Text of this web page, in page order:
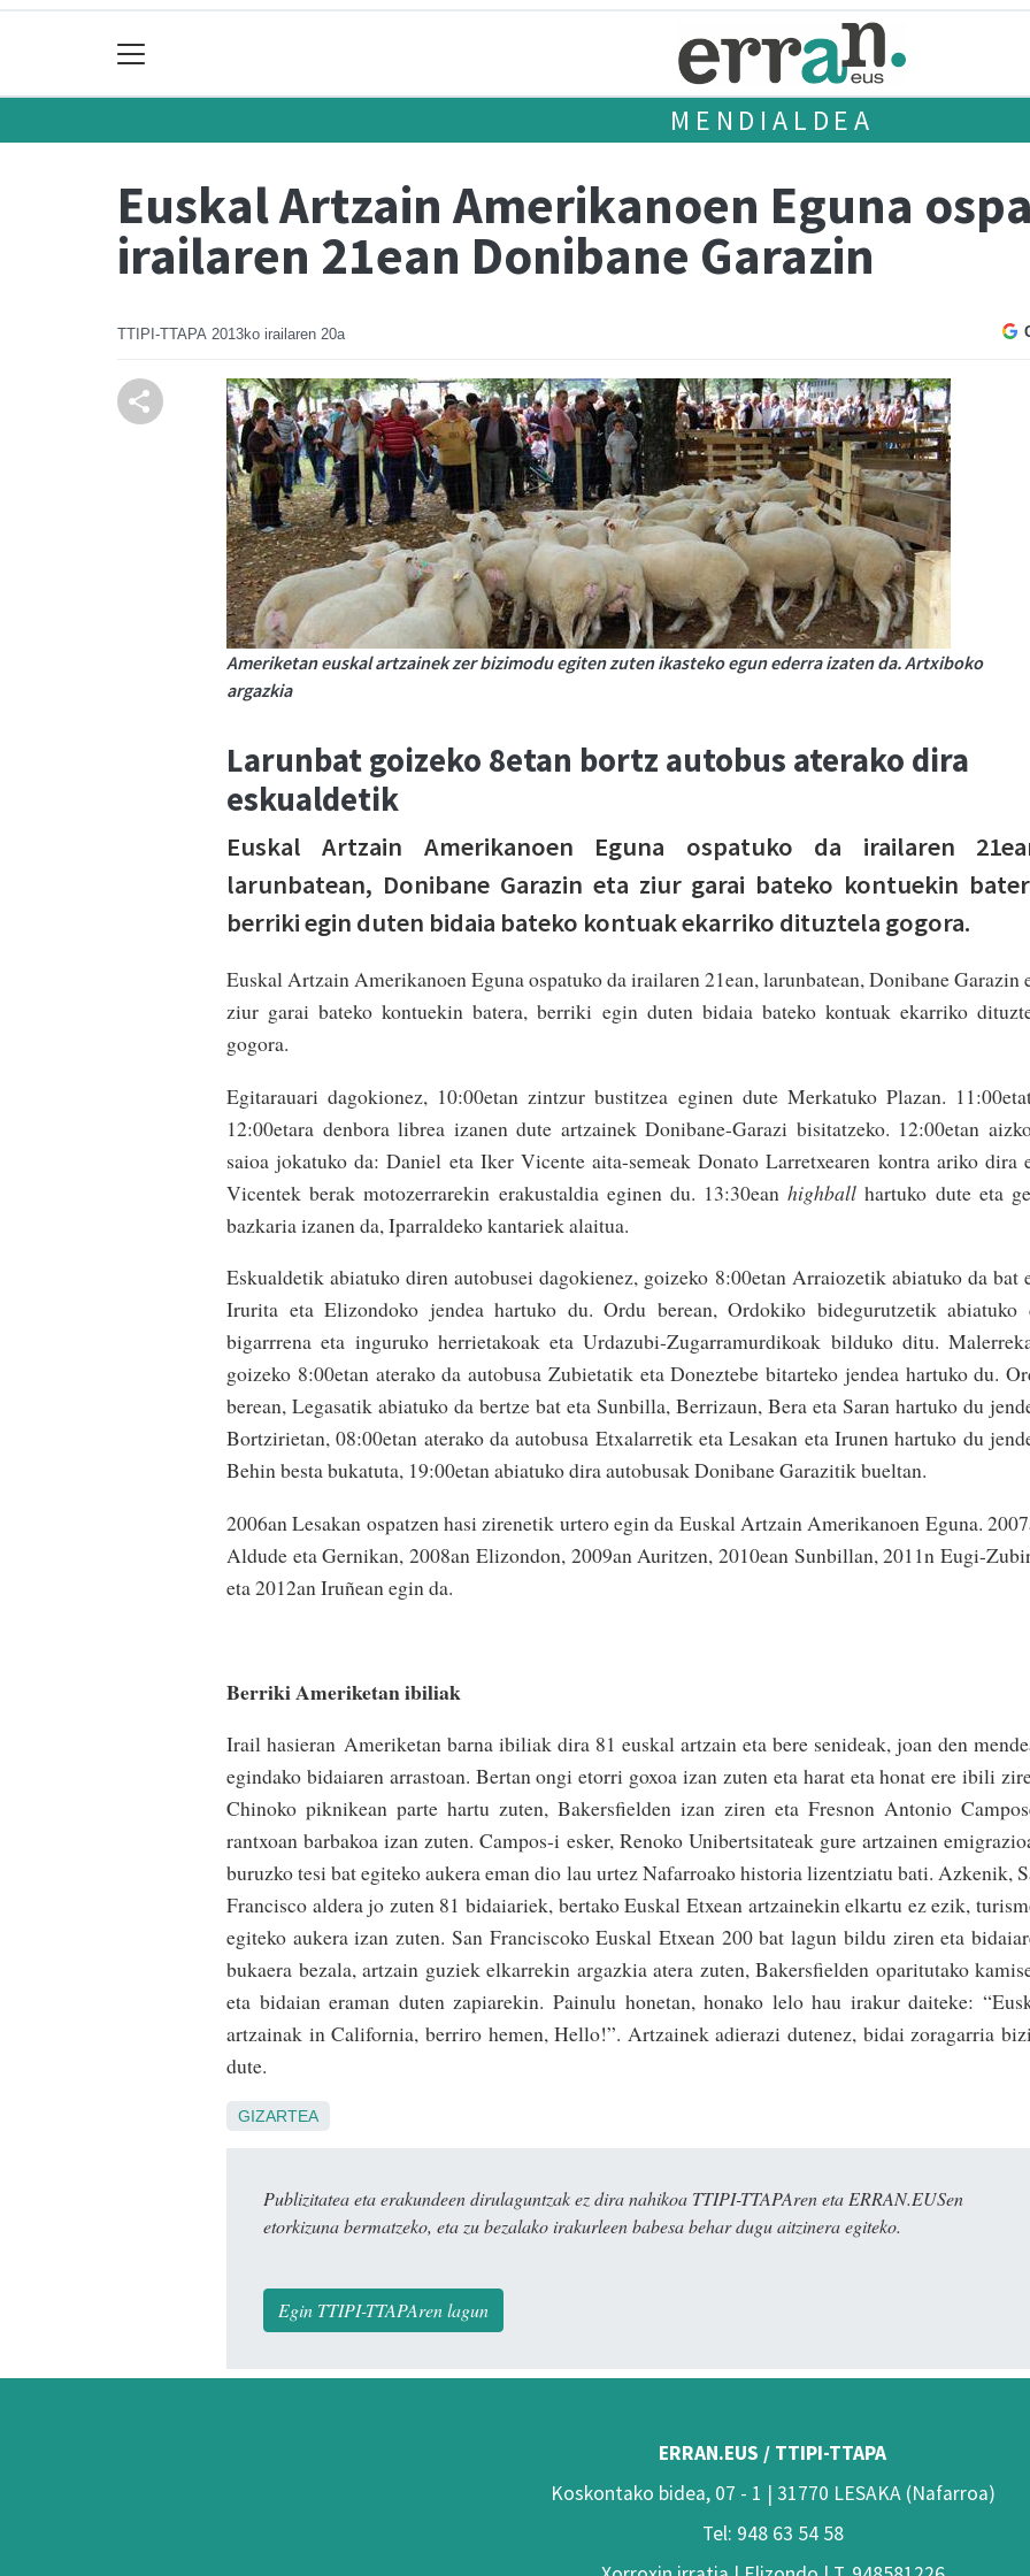
MENDIALDEA
Euskal Artzain Amerikanoen Eguna
irailaren 21ean Donibane Garazin
TTIPI-TTAPA 2013ko irailaren 20a
Ameriketan euskal artzainek zer bizimodu egiten zuten ikasteko egun ederra izaten da. Artxiboko
argazkia
Larunbat goizeko 8etan bortz autobus aterako dira
eskualdetik
Euskal Artzain Amerikanoen Eguna ospatuko da irailaren
larunbatean, Donibane Garazin eta ziur garai bateko kontuekin
berriki egin duten bidaia bateko kontuak ekarriko dituztela gogora.
Euskal Artzain Amerikanoen Eguna ospatuko da irailaren 21ean, larunbatean, Donibane Garazin
ziur garai bateko kontuekin batera, berriki egin duten bidaia bateko kontuak ekarriko
gogora.
Egitarauari dagokionez, 10:00etan zintzur bustitzea eginen dute Merkatuko Plazan.
12:00etara denbora librea izanen dute artzainek Donibane-Garazi bisitatzeko. 12:00etan
saioa jokatuko da: Daniel eta Iker Vicente aita-semeak Donato Larretxearen kontra ariko dira
Vicentek berak motozerrarekin erakustaldia eginen du. 13:30eanhighball hartuko dute eta
bazkaria izanen da, Iparraldeko kantariek alaitua.
Eskualdetik abiatuko diren autobusei dagokienez, goizeko 8:00etan Arraiozetik abiatuko da bat
Irurita eta Elizondoko jendea hartuko du. Ordu berean, Ordokiko bidegurutzetik abiatuko
bigarrrena eta inguruko herrietakoak eta Urdazubi-Zugarramurdikoak bilduko ditu.
goizeko 8:00etan aterako da autobusa Zubietatik eta Doneztebe bitarteko jendea hartuko du.
berean, Legasatik abiatuko da bertze bat eta Sunbilla, Berrizaun, Bera eta Saran hartuko du
Bortzirietan, 08:00etan aterako da autobusa Etxalarretik eta Lesakan eta Irunen hartuko du
Behin besta bukatuta, 19:00etan abiatuko dira autobusak Donibane Garazitik bueltan.
2006an Lesakan ospatzen hasi zirenetik urtero egin da Euskal Artzain Amerikanoen Eguna.
Aldude eta Gernikan, 2008an Elizondon, 2009an Auritzen, 2010ean Sunbillan, 2011n Eugi-
eta 2012an Iruñean egin da.
Berriki Ameriketan ibiliak
Irail hasieran Ameriketan barna ibiliak dira 81 euskal artzain eta bere senideak, joan den
egindako bidaiaren arrastoan. Bertan ongi etorri goxoa izan zuten eta harat eta honat ere ibili
Chinoko piknikean parte hartu zuten, Bakersfielden izan ziren eta Fresnon Antonio
rantxoan barbakoa izan zuten. Campos-i esker, Renoko Unibertsitateak gure artzainen
buruzko tesi bat egiteko aukera eman dio lau urtez Nafarroako historia lizen­tziatu bati. Azkenik,
Francisco aldera jo zuten 81 bidaiariek, bertako Euskal Etxean artzainekin elkartu ez ezik,
egiteko aukera izan zuten. San Franciscoko Euskal Etxean 200 bat lagun bildu ziren eta
bukaera bezala, artzain guziek elkarrekin argazkia atera zuten, Bakersfielden oparitutako
eta bidaian eraman duten zapiarekin. Painulu honetan, honako lelo hau irakur daiteke:
artzainak in California, berriro hemen, Hello!”. Artzainek adierazi dutenez, bidai zoragarria
dute.
GIZARTEA
Publizitatea eta erakundeen dirulaguntzak ez dira nahikoa TTIPI-TTAPAren eta ERRAN.EUSen
etorkizuna bermatzeko, eta zu bezalako irakurleen babesa behar dugu aitzinera egiteko.
Egin TTIPI-TTAPAren lagun
ERRAN.EUS / TTIPI-TTAPA
Koskontako bidea, 07 - 1 | 31770 LESAKA (Nafarroa)
Tel: 948 63 54 58